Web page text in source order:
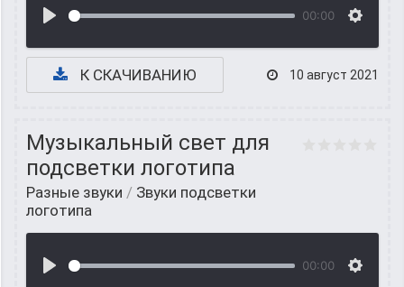
00:00
К СКАЧИВАНИЮ 10 август 2021
Музыкальный свет для
подсветки логотипа
Разные звуки / Звуки подсветки
логотипа
00:00